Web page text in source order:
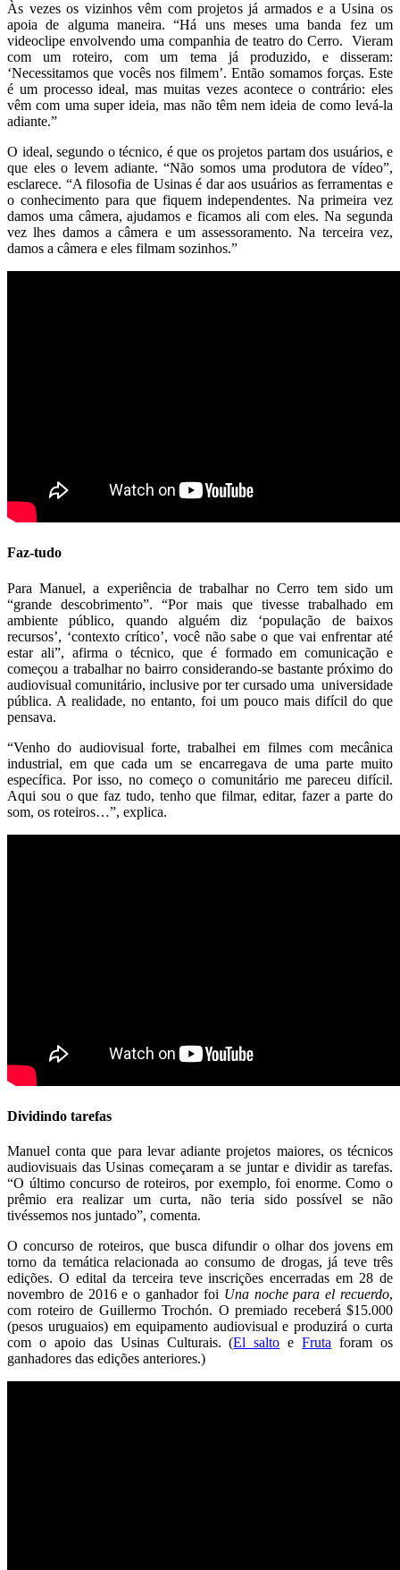
Às vezes os vizinhos vêm com projetos já armados e a Usina os
apoia de alguma maneira. “Há uns meses uma banda fez um
videoclipe envolvendo uma companhia de teatro do Cerro. Vieram
com um roteiro, com um tema já produzido, e disseram:
‘Necessitamos que vocês nos filmem’. Então somamos forças. Este
é um processo ideal, mas muitas vezes acontece o contrário: eles
vêm com uma super ideia, mas não têm nem ideia de como levá-la
adiante.”
O ideal, segundo o técnico, é que os projetos partam dos usuários, e
que eles o levem adiante. “Não somos uma produtora de vídeo”,
esclarece. “A filosofia de Usinas é dar aos usuários as ferramentas e
o conhecimento para que fiquem independentes. Na primeira vez
damos uma câmera, ajudamos e ficamos ali com eles. Na segunda
vez lhes damos a câmera e um assessoramento. Na terceira vez,
damos a câmera e eles filmam sozinhos.”
Faz-tudo
Para Manuel, a experiência de trabalhar no Cerro tem sido um
“grande descobrimento”. “Por mais que tivesse trabalhado em
ambiente público, quando alguém diz ‘população de baixos
recursos’, ‘contexto crítico’, você não sabe o que vai enfrentar até
estar ali”, afirma o técnico, que é formado em comunicação e
começou a trabalhar no bairro considerando-se bastante próximo do
audiovisual comunitário, inclusive por ter cursado uma universidade
pública. A realidade, no entanto, foi um pouco mais difícil do que
pensava.
“Venho do audiovisual forte, trabalhei em filmes com mecânica
industrial, em que cada um se encarregava de uma parte muito
específica. Por isso, no começo o comunitário me pareceu difícil.
Aqui sou o que faz tudo, tenho que filmar, editar, fazer a parte do
som, os roteiros…”, explica.
Dividindo tarefas
Manuel conta que para levar adiante projetos maiores, os técnicos
audiovisuais das Usinas começaram a se juntar e dividir as tarefas.
“O último concurso de roteiros, por exemplo, foi enorme. Como o
prêmio era realizar um curta, não teria sido possível se não
tivéssemos nos juntado”, comenta.
O concurso de roteiros, que busca difundir o olhar dos jovens em
torno da temática relacionada ao consumo de drogas, já teve três
edições. O edital da terceira teve inscrições encerradas em 28 de
novembro de 2016 e o ganhador foi Una noche para el recuerdo,
com roteiro de Guillermo Trochón. O premiado receberá $15.000
(pesos uruguaios) em equipamento audiovisual e produzirá o curta
com o apoio das Usinas Culturais. (El salto eFruta foram os
ganhadores das edições anteriores.)